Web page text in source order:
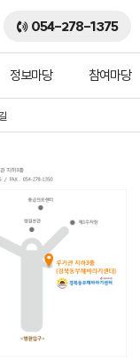
054-278-1375
정보마당 참여마당